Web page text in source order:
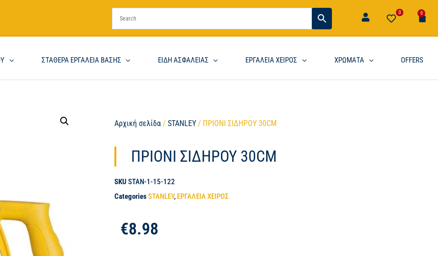
0 0
ΣΤΑΘΕΡΑ ΕΡΓΑΛΕΙΑ ΒΑΣΗΣ ΕΙΔΗ ΑΣΦΑΛΕΙΑΣ ΕΡΓΑΛΕΙΑ ΧΕΙΡΟΣ ΧΡΩΜΑΤΑ OFFERS
Αρχική σελίδα /STANLEY / ΠΡΙΟΝΙ ΣΙΔΗΡΟΥ 30CM
ΠΡΙΟΝΙ ΣΙΔΗΡΟΥ 30CM
SKUSTAN-1-15-122
CategoriesSTANLEY, ΕΡΓΑΛΕΙΑ ΧΕΙΡΟΣ
€8.98